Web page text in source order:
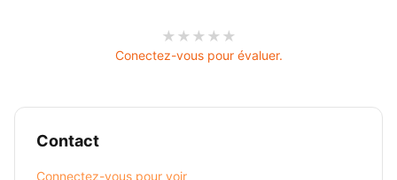
★ ★ ★ ★ ★
Conectez-vous pour évaluer.
Contact
Connectez-vous pour voir